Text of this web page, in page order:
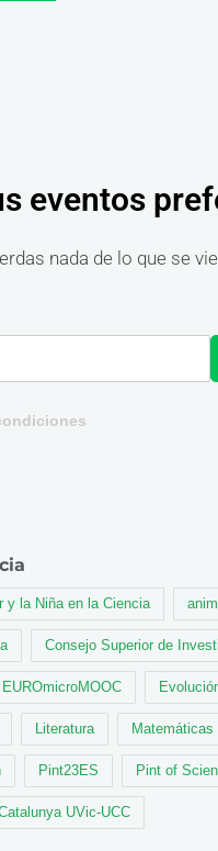
eventos
nada de lo que se
y la Niña en la Ciencia
Consejo Superior de
EUROmicroMOOC
Literatura Matemáticas
Pint23ES Pint of
UVic-UCC